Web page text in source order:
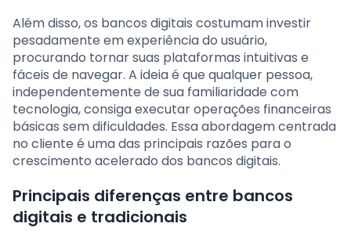
Além disso, os bancos digitais costumam investir
pesadamente em experiência do usuário,
procurando tornar suas plataformas intuitivas e
fáceis de navegar. A ideia é que qualquer pessoa,
independentemente de sua familiaridade com
tecnologia, consiga executar operações financeiras
básicas sem dificuldades. Essa abordagem centrada
no cliente é uma das principais razões para o
crescimento acelerado dos bancos digitais.
Principais diferenças entre bancos
digitais e tradicionais